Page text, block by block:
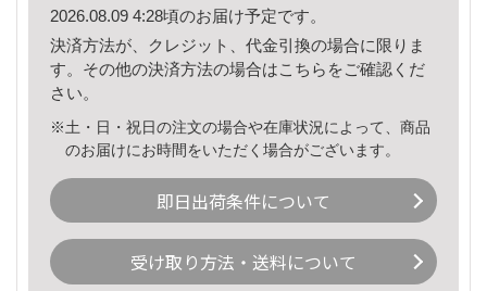
2026.08.09 4:28頃のお届け予定です。
決済方法が、クレジット、代金引換の場合に限りま
す。その他の決済方法の場合はこちら をご確認くだ
さい。
※土・日・祝日の注文の場合や在庫状況によって、商品
のお届けにお時間をいただく場合がございます。
即日出荷条件について
受け取り方法・送料について